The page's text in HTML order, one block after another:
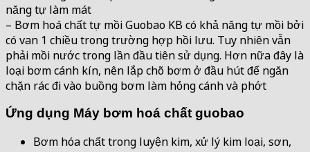
năng tự làm mát
– Bơm hoá chất tự mồi Guobao KB có khả năng tự mồi bởi
có van 1 chiều trong trường hợp hồi lưu. Tuy nhiên vẫn
phải mồi nước trong lần đầu tiên sử dụng. Hơn nữa đây là
loại bơm cánh kín, nên lắp chõ bơm ở đầu hút để ngăn
chặn rác đi vào buồng bơm làm hỏng cánh và phớt
Ứng dụng Máy bơm hoá chất guobao
Bơm hóa chất trong luyện kim, xử lý kim loại, sơn,